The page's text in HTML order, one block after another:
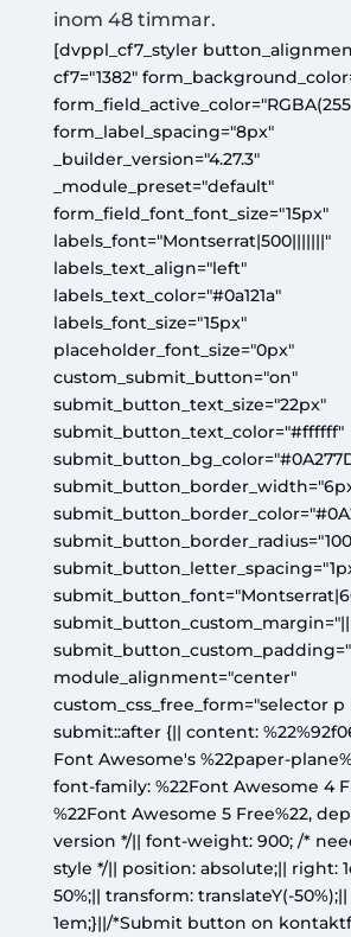
inom 48 timmar.
[dvppl_cf7_styler
cf7="1382"
form_label_spacing="8px"
_builder_version="4.27.3"
_module_preset="default"
form_field_font_font_size="15px"
labels_font="Montserrat|500|||||||"
labels_text_align="left"
labels_text_color="#0a121a"
labels_font_size="15px"
placeholder_font_size="0px"
custom_submit_button="on"
submit_button_text_size="22px"
submit_button_text_color="#ffffff"
module_alignment="center"
custom_css_free_form="selector
submit::after {|| content:
Font Awesome's %22paper-
font-family: %22Font Awesome 4
%22Font Awesome 5 Free%22,
version */|| font-weight: 900; /*
style */|| position: absolute;|| right:
50%;|| transform: translateY(-
1em;}||/*Submit button on